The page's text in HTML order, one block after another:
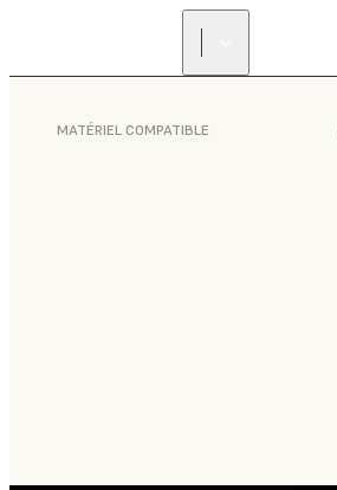
MATÉRIEL COMPATIBLE